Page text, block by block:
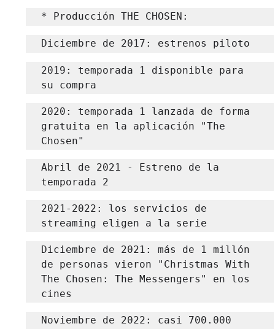
* Producción THE CHOSEN:
Diciembre de 2017: estrenos piloto
2019: temporada 1 disponible para
su compra
2020: temporada 1 lanzada de forma
gratuita en la aplicación "The
Chosen"
Abril de 2021 - Estreno de la
temporada 2
2021-2022: los servicios de
streaming eligen a la serie
Diciembre de 2021: más de 1 millón
de personas vieron "Christmas With
The Chosen: The Messengers" en los
cines
Noviembre de 2022: casi 700.000